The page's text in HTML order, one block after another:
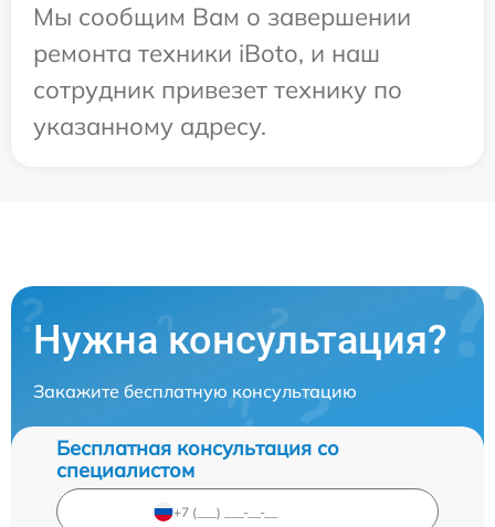
Мы сообщим Вам о завершении
ремонта техники iBoto, и наш
сотрудник привезет технику по
указанному адресу.
Нужна консультация?
Закажите бесплатную консультацию
Бесплатная консультация со
специалистом